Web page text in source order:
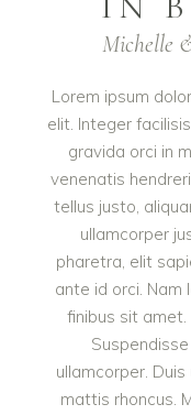
Michelle
Lorem ipsum
elit. Integer
gravida orci in
venenatis
tellus justo,
ullamcorper
pharetra, elit
ante id orci. Nam
finibus sit
ullamcorper.
mattis rhoncus.